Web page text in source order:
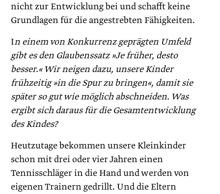
nicht zur Entwicklung bei und schafft keine
Grundlagen für die angestrebten Fähigkeiten.
In einem von Konkurrenz geprägten Umfeld
gibt es den Glaubenssatz »Je früher, desto
besser.« Wir neigen dazu, unsere Kinder
frühzeitig »in die Spur zu bringen«, damit sie
später so gut wie möglich abschneiden. Was
ergibt sich daraus für die Gesamtentwicklung
des Kindes?
Heutzutage bekommen unsere Kleinkinder
schon mit drei oder vier Jahren einen
Tennisschläger in die Hand und werden von
eigenen Trainern gedrillt. Und die Eltern